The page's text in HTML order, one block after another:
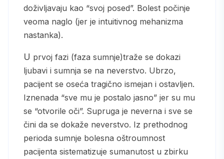
doživljavaju kao “svoj posed”. Bolest počinje
veoma naglo (jer je intuitivnog mehanizma
nastanka).
U prvoj fazi (faza sumnje)traže se dokazi
ljubavi i sumnja se na neverstvo. Ubrzo,
pacijent se oseća tragično ismejan i ostavljen.
Iznenada “sve mu je postalo jasno” jer su mu
se “otvorile oči”. Supruga je neverna i sve se
čini da se dokaže neverstvo. Iz prethodnog
perioda sumnje bolesna oštroumnost
pacijenta sistematizuje sumanutost u zbirku